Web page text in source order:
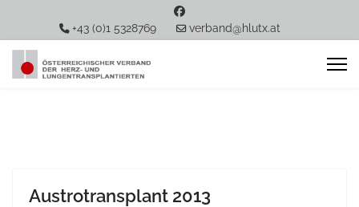
+43 (0)1 5328769 verband@hlutx.at
Austrotransplant 2013